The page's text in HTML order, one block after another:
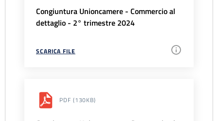
Congiuntura Unioncamere - Commercio al
dettaglio - 2° trimestre 2024
SCARICA FILE
PDF (130KB)